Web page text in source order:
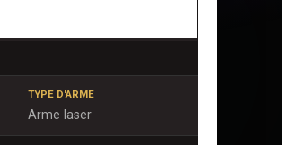
TYPE D'ARME
Arme laser